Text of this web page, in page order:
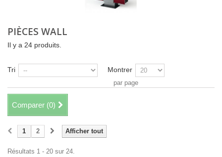
PIÈCES WALL
Il y a 24 produits.
Tri Montrer
par page
Comparer (0)
Afficher tout
1 2
Résultats 1 - 20 sur 24.